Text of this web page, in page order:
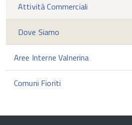
Attività Commerciali
Dove Siamo
Aree Interne Valnerina
Comuni Fioriti